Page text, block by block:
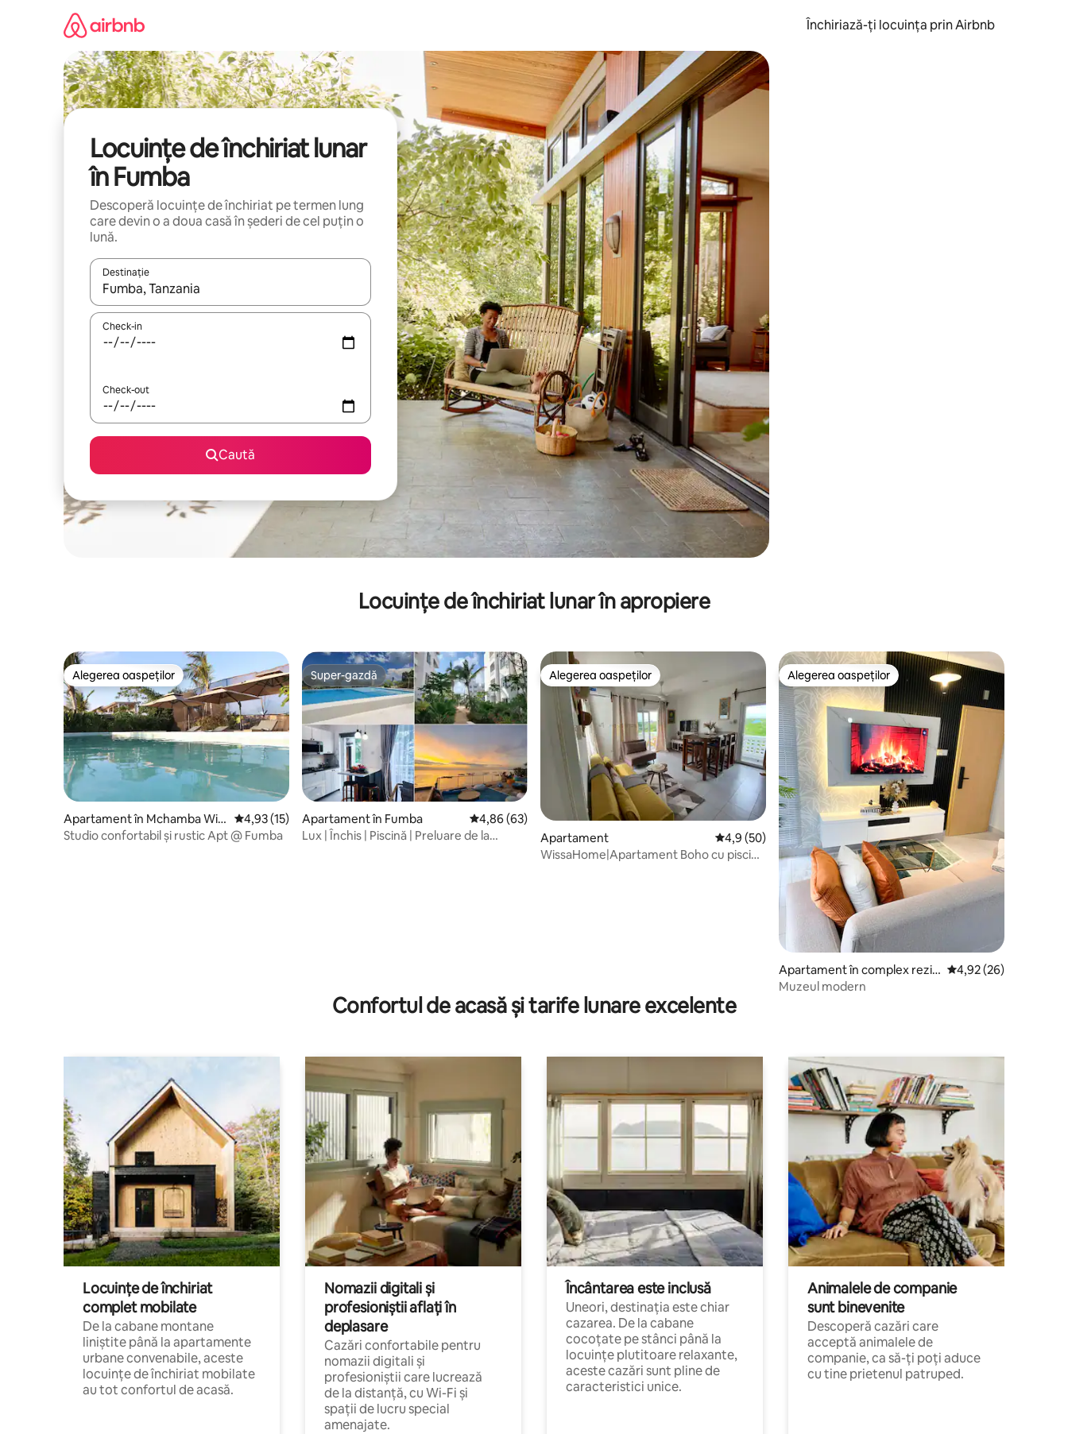
Închiriază-ți locuința prin Airbnb
Locuințe de închiriat lunar
în Fumba
Descoperă locuințe de închiriat pe termen lung
care devin o a doua casă în șederi de cel puțin o
lună.
Destinație
Când se încarcă rezultatele, navighează folosind tastele săgeată în sus și în jos sau prin gesturi de atingere ori glisare.
Check-in
Check-out
Caută
Locuințe de închiriat lunar în apropiere
Alegerea oaspeților
Alegerea oaspeților
Apartament în Mchamba Wi
ma
Scor mediu de 4,93 din 5, 15 recenzii
4,93 (15)
Studio confortabil și rustic Apt @ Fumba
Super-gazdă
Super-gazdă
Apartament în Fumba Scor mediu de 4,86 din 5, 63 recenzii
4,86 (63)
Lux | Închis | Piscină | Preluare de la
Alegerea oaspeților
Alegerea oaspeților
Apartament Scor mediu de 4,9 din 5, 50 recenzii
4,9 (50)
WissaHome|Apartament Boho cu piscină
Alegerea oaspeților
Alegerea oaspeților
Apartament în complex rezid
ențial în Mchamba Wima
Scor mediu de 4,92
4,92 (26)
Muzeul modern
Confortul de acasă și tarife lunare excelente
Locuințe de închiriat
complet mobilate
De la cabane montane
liniștite până la apartamente
urbane convenabile, aceste
locuințe de închiriat mobilate
au tot confortul de acasă.
Nomazii digitali și
profesioniștii aflați în
deplasare
Cazări confortabile pentru
nomazii digitali și
profesioniștii care lucrează
de la distanță, cu Wi-Fi și
spații de lucru special
amenajate.
Încântarea este inclusă
Uneori, destinația este chiar
cazarea. De la cabane
cocoțate pe stânci până la
locuințe plutitoare relaxante,
aceste cazări sunt pline de
caracteristici unice.
Animalele de companie
sunt binevenite
Descoperă cazări care
acceptă animalele de
companie, ca să-ți poți aduce
cu tine prietenul patruped.